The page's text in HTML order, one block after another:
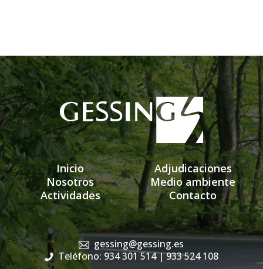
Inicio
Nosotros
Actividades
Adjudicaciones
Medio ambiente
Contacto
gessing@gessing.es
Teléfono: 934 301 514| 933 524 108